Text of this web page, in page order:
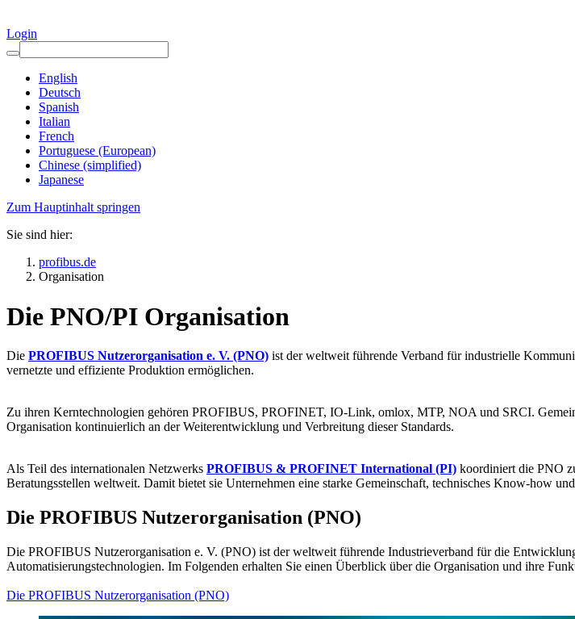
Login
English
Deutsch
Spanish
Italian
French
Portuguese (European)
Chinese (simplified)
Japanese
Zum Hauptinhalt springen
Sie sind hier:
profibus.de
Organisation
Die PNO/PI Organisation
Die PROFIBUS Nutzerorganisation e. V. (PNO) ist der weltweit führende Verband für industrielle
vernetzte und effiziente Produktion ermöglichen.
Zu ihren Kerntechnologien gehören PROFIBUS, PROFINET, IO-Link, omlox, MTP, NOA und SRCI.
Organisation kontinuierlich an der Weiterentwicklung und Verbreitung dieser Standards.
Als Teil des internationalen Netzwerks PROFIBUS & PROFINET International (PI) koordiniert die PNO
Beratungsstellen weltweit. Damit bietet sie Unternehmen eine starke Gemeinschaft, technisches Know-how
Die PROFIBUS Nutzerorganisation (PNO)
Die PROFIBUS Nutzerorganisation e. V. (PNO) ist der weltweit führende Industrieverband für die
Automatisierungstechnologien. Im Folgenden erhalten Sie einen Überblick über die Organisation und ihre
Die PROFIBUS Nutzerorganisation (PNO)